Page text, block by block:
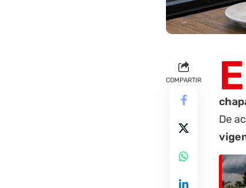
COMPARTIR E
De